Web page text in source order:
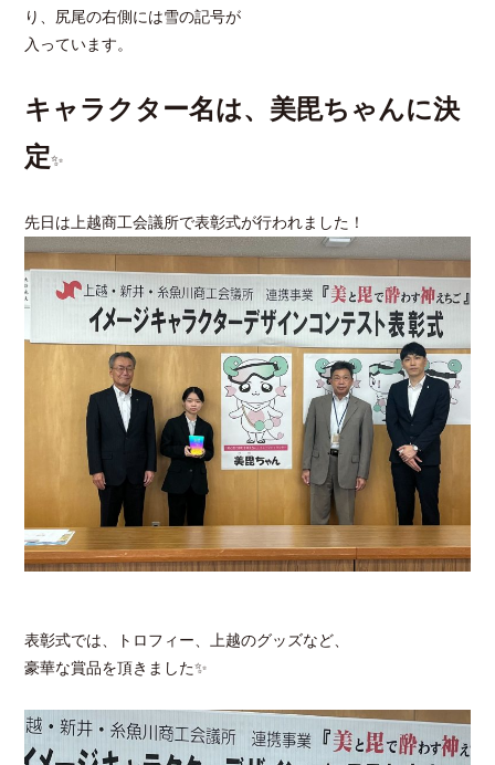
り、尻尾の右側には雪の記号が
入っています。
キャラクター名は、美毘ちゃんに決
定✨
先日は上越商工会議所で表彰式が行われました！
表彰式では、トロフィー、上越のグッズなど、
豪華な賞品を頂きました✨